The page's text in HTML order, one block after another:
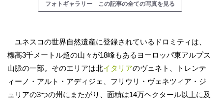
フォトギャラリー この記事の全ての写真を見る
ユネスコの世界自然遺産に登録されているドロミティは、
標高3千メートル超の山々が18峰もあるヨーロッパ東アルプス
山脈の一部。そのエリアは北イタリアのヴェネト、トレンテ
ィーノ・アルト・アディジェ、フリウリ・ヴェネツィア・ジ
ュリアの3つの州にまたがり、面積は14万ヘクタール以上に及